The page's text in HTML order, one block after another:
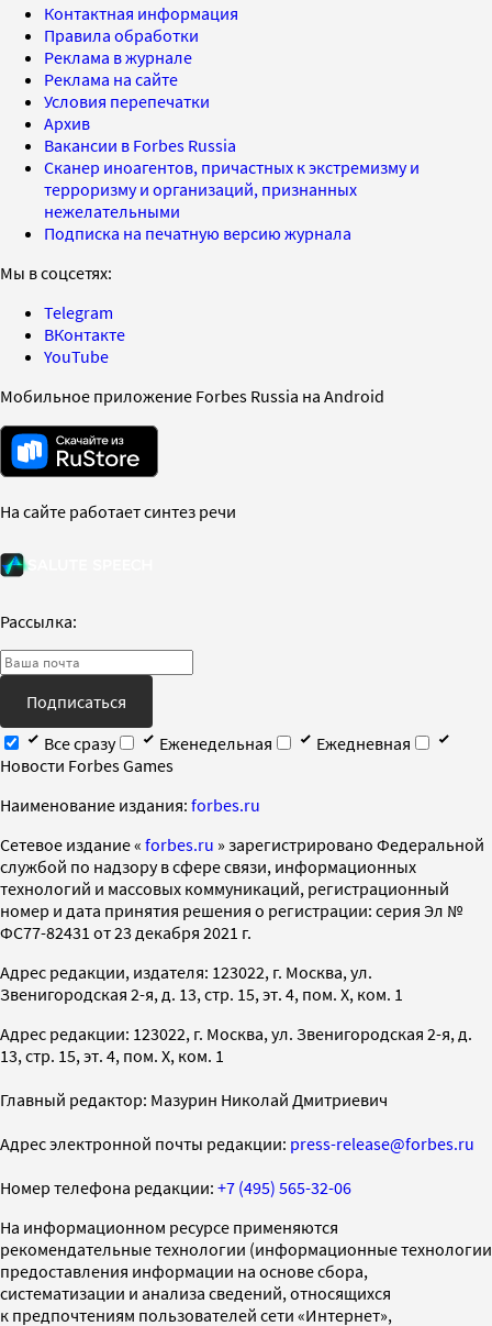
Контактная информация
Правила обработки
Реклама в журнале
Реклама на сайте
Условия перепечатки
Архив
Вакансии в Forbes Russia
Сканер иноагентов, причастных к экстремизму и
терроризму и организаций, признанных
нежелательными
Подписка на печатную версию журнала
Мы в соцсетях:
Telegram
ВКонтакте
YouTube
Мобильное приложение Forbes Russia на Android
На сайте работает синтез речи
Рассылка:
Подписаться
Все сразу
Еженедельная
Ежедневная
Новости Forbes Games
Наименование издания: forbes.ru
Cетевое издание « forbes.ru » зарегистрировано Федеральной
службой по надзору в сфере связи, информационных
технологий и массовых коммуникаций, регистрационный
номер и дата принятия решения о регистрации: серия Эл №
ФС77-82431 от 23 декабря 2021 г.
Адрес редакции, издателя: 123022, г. Москва, ул.
Звенигородская 2-я, д. 13, стр. 15, эт. 4, пом. X, ком. 1
Адрес редакции: 123022, г. Москва, ул. Звенигородская 2-я, д.
13, стр. 15, эт. 4, пом. X, ком. 1
Главный редактор: Мазурин Николай Дмитриевич
Адрес электронной почты редакции: press-release@forbes.ru
Номер телефона редакции: +7 (495) 565-32-06
На информационном ресурсе применяются
рекомендательные технологии (информационные технологии
предоставления информации на основе сбора,
систематизации и анализа сведений, относящихся
к предпочтениям пользователей сети «Интернет»,